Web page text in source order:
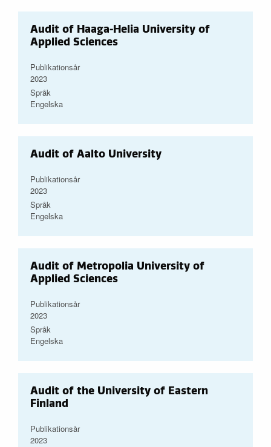
Audit of Haaga-Helia University of
Applied Sciences
Publikationsår
2023
Språk
Engelska
Audit of Aalto University
Publikationsår
2023
Språk
Engelska
Audit of Metropolia University of
Applied Sciences
Publikationsår
2023
Språk
Engelska
Audit of the University of Eastern
Finland
Publikationsår
2023